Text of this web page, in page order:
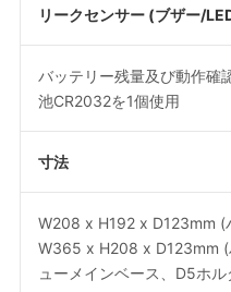
リークセンサー (ブザー/
バッテリー残量及び動作確
池CR2032を1個使用
寸法
W208 x H192 x D123mm (
W365 x H208 x D123mm (
ューメインベース、D5ホ